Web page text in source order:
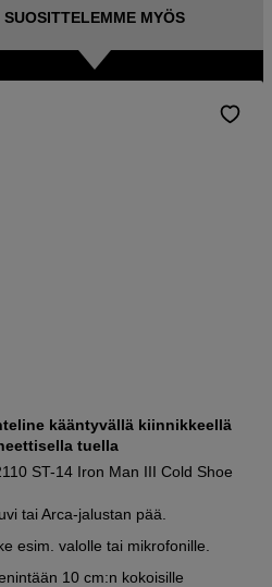
SUOSITTELEMME MYÖS
kääntyvällä kiinnikkeellä
tuella
ST-14 Iron Man III Cold Shoe
tai Arca-jalustan pää.
esim. valolle tai mikrofonille.
10 cm:n kokoisille